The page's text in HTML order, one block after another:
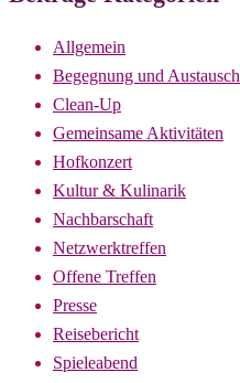
Allgemein
Begegnung und Austausch
Clean-Up
Gemeinsame Aktivitäten
Hofkonzert
Kultur & Kulinarik
Nachbarschaft
Netzwerktreffen
Offene Treffen
Presse
Reisebericht
Spieleabend